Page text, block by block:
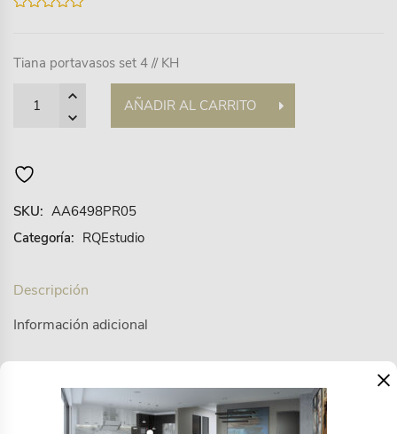
5
Tiana portavasos set 4 // KH
AÑADIR AL CARRITO
SKU: AA6498PR05
Categoría: RQEstudio
Descripción
Información adicional
Tiana portavasos set 4
×